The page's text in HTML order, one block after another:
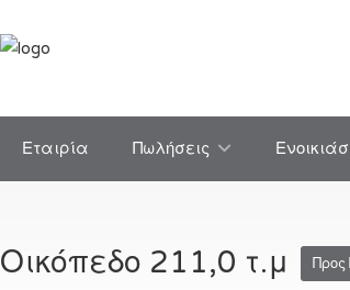
Εταιρία Πωλήσεις
Οικόπεδο 211,0 τ.μ